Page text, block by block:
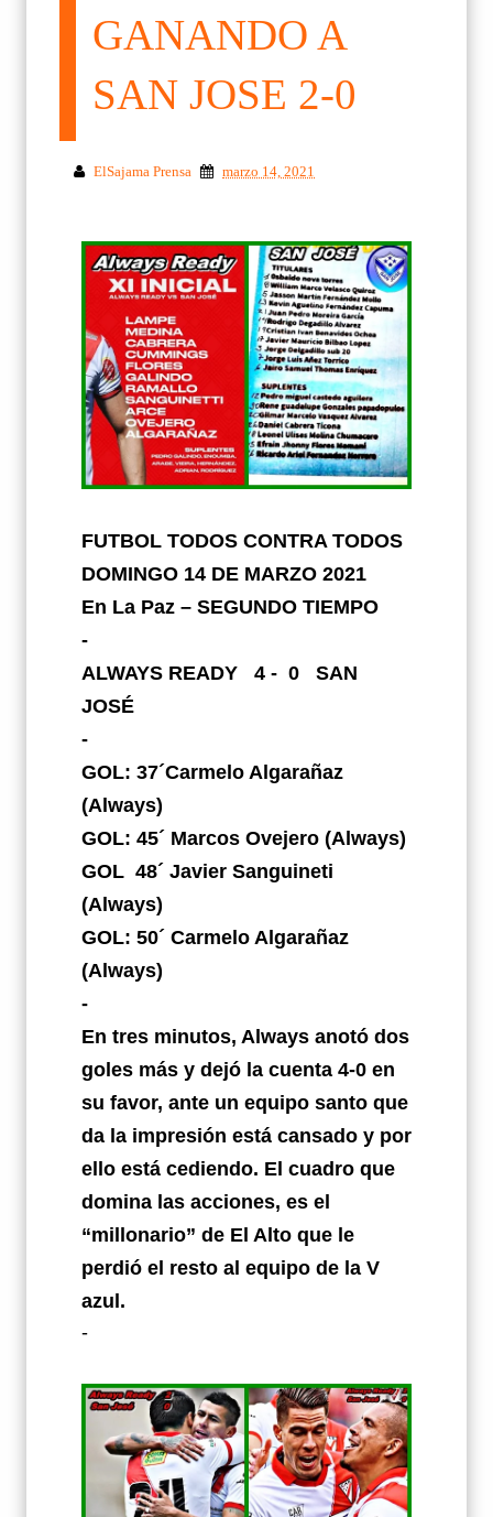
GANANDO A
SAN JOSE 2-0
ElSajama Prensa marzo 14, 2021
FUTBOL TODOS CONTRA TODOS
DOMINGO 14 DE MARZO 2021
En La Paz – SEGUNDO TIEMPO
-
ALWAYS READY 4 - 0 SAN
JOSÉ
-
GOL: 37´Carmelo Algarañaz
(Always)
GOL: 45´ Marcos Ovejero (Always)
GOL 48´ Javier Sanguineti
(Always)
GOL: 50´ Carmelo Algarañaz
(Always)
-
En tres minutos, Always anotó dos
goles más y dejó la cuenta 4-0 en
su favor, ante un equipo santo que
da la impresión está cansado y por
ello está cediendo. El cuadro que
domina las acciones, es el
“millonario” de El Alto que le
perdió el resto al equipo de la V
azul.
-